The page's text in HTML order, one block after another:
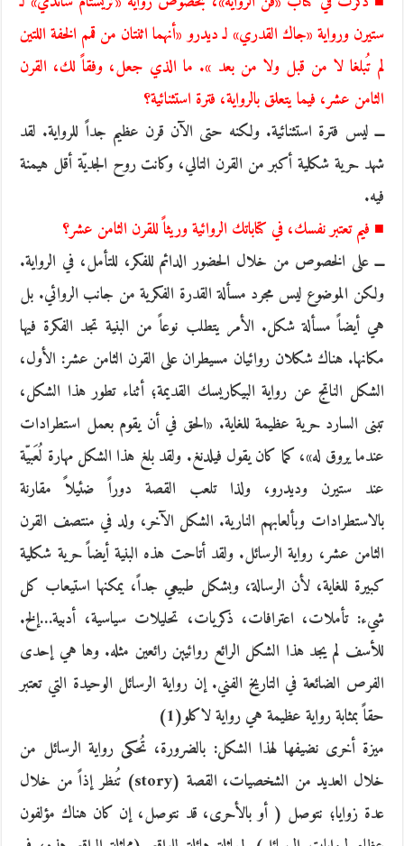
ستيرن ورواية «جاك القدري» لـ ديدرو «أنهما اثنتان من قمم الخفة اللتين
لم تُبلغا لا من قبل ولا من بعد ». ما الذي جعل، وفقاً لك، القرن
الثامن عشر، فيما يتعلق بالرواية، فترة استثنائية؟
ـــ ليس فترة استثنائية. ولكنه حتى الآن قرن عظيم جداً للرواية. لقد
شهد حرية شكلية أكبر من القرن التالي، وكانت روح الجديّة أقل هيمنة
فيه.
■ فيم تعتبر نفسك، في كتاباتك الروائية وريثاً للقرن الثامن عشر؟
ـــ على الخصوص من خلال الحضور الدائم للفكر، للتأمل، في الرواية.
ولكن الموضوع ليس مجرد مسألة القدرة الفكرية من جانب الروائي. بل
هي أيضاً مسألة شكل. الأمر يتطلب نوعاً من البنية تجد الفكرة فيها
مكانها. هناك شكلان روائيان مسيطران على القرن الثامن عشر: الأول،
الشكل الناتج عن رواية البيكاريسك القديمة؛ أثناء تطور هذا الشكل،
تبنى السارد حرية عظيمة للغاية. «الحق في أن يقوم بعمل استطرادات
عندما يروق له»، كما كان يقول فيلدنغ. ولقد بلغ هذا الشكل مهارة لُعَبيّة
عند ستيرن وديدرو، ولذا تلعب القصة دوراً ضئيلاً مقارنة
بالاستطرادات وبألعابهم النارية. الشكل الآخر، ولد في منتصف القرن
الثامن عشر، رواية الرسائل. ولقد أتاحت هذه البنية أيضاً حرية شكلية
كبيرة للغاية، لأن الرسالة، وبشكل طبيعي جداً، يمكنها استيعاب كل
شيء: تأملات، اعترافات، ذكريات، تحليلات سياسية، أدبية…إلخ.
للأسف لم يجد هذا الشكل الرائع روائيين رائعين مثله. وها هي إحدى
الفرص الضائعة في التاريخ الفني. إن رواية الرسائل الوحيدة التي تعتبر
حقاً بمثابة رواية عظيمة هي رواية لاكلو(1)
ميزة أخرى نضيفها لهذا الشكل: بالضرورة، تُحكى رواية الرسائل من
خلال العديد من الشخصيات، القصة (story) تُنظر إذاً من خلال
عدة زوايا؛ نتوصل ( أو بالأحرى، قد نتوصل، إن كان هناك مؤلفون